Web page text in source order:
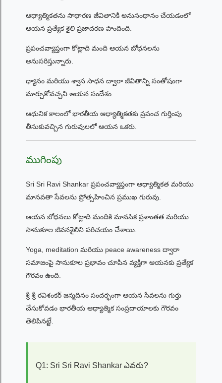
ఆధ్యాత్మికతను సాధారణ జీవితానికి అనుసంధానం చేయడంలో
ఆయన ప్రత్యేక శైలి ప్రజాదరణ పొందింది.
ప్రపంచవ్యాప్తంగా కోట్లాది మంది ఆయన బోధనలను
అనుసరిస్తున్నారు.
ధ్యానం మరియు శ్వాస సాధన ద్వారా జీవితాన్ని సంతోషంగా
మార్చుకోవచ్చని ఆయన సందేశం.
ఆధునిక కాలంలో భారతీయ ఆధ్యాత్మికతకు ప్రపంచ గుర్తింపు
తీసుకువచ్చిన గురువులలో ఆయన ఒకరు.
ముగింపు
Sri Sri Ravi Shankar ప్రపంచవ్యాప్తంగా ఆధ్యాత్మికత మరియు
మానవతా సేవలను ప్రోత్సహించిన ప్రముఖ గురువు.
ఆయన బోధనలు కోట్లాది మందికి మానసిక ప్రశాంతత మరియు
సానుకూల జీవనశైలిని పరిచయం చేశాయి.
Yoga, meditation మరియు peace awareness ద్వారా
సమాజంపై సానుకూల ప్రభావం చూపిన వ్యక్తిగా ఆయనకు ప్రత్యేక
గౌరవం ఉంది.
శ్రీ శ్రీ రవిశంకర్ జన్మదినం సందర్భంగా ఆయన సేవలను గుర్తు
చేసుకోవడం భారతీయ ఆధ్యాత్మిక సంప్రదాయాలకు గౌరవం
తెలిపినట్టే.
Q1: Sri Sri Ravi Shankar ఎవరు?